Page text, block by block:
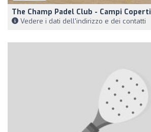
The Champ Padel Club - Campi Coperti
Vedere i dati dell'indirizzo e dei contatti